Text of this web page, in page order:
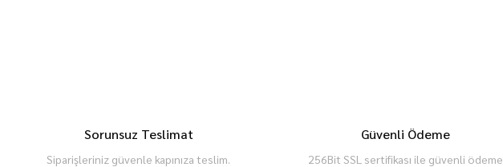
Sorunsuz Teslimat
Siparişleriniz güvenle kapınıza teslim.
Güvenli Ödeme
256Bit SSL sertifikası ile güvenli ödeme